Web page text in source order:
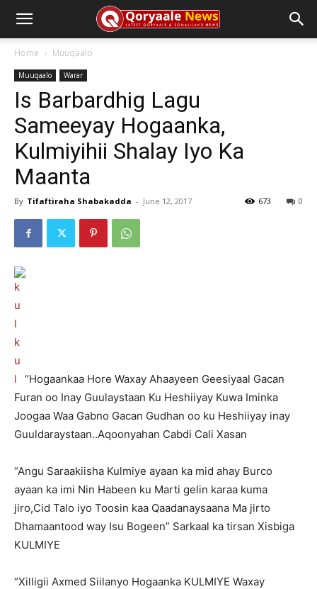
Home Muuqaalo
Muuqaalo Warar
Is Barbardhig Lagu
Sameeyay Hogaanka,
Kulmiyihii Shalay Iyo Ka
Maanta
By Tifaftiraha Shabakadda - June 12, 2017 0
673
“Hogaankaa Hore Waxay Ahaayeen Geesiyaal Gacan
Furan oo Inay Guulaystaan Ku Heshiiyay Kuwa Iminka
Joogaa Waa Gabno Gacan Gudhan oo ku Heshiiyay inay
Guuldaraystaan..Aqoonyahan Cabdi Cali Xasan
“Angu Saraakiisha Kulmiye ayaan ka mid ahay Burco
ayaan ka imi Nin Habeen ku Marti gelin karaa kuma
jiro,Cid Talo iyo Toosin kaa Qaadanaysaana Ma jirto
Dhamaantood way Isu Bogeen” Sarkaal ka tirsan Xisbiga
KULMIYE
“Xilligii Axmed Siilanyo Hogaanka KULMIYE Waxay